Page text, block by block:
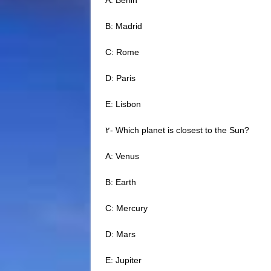
B: Madrid
C: Rome
D: Paris
E: Lisbon
۲- Which planet is closest to the Sun?
A: Venus
B: Earth
C: Mercury
D: Mars
E: Jupiter